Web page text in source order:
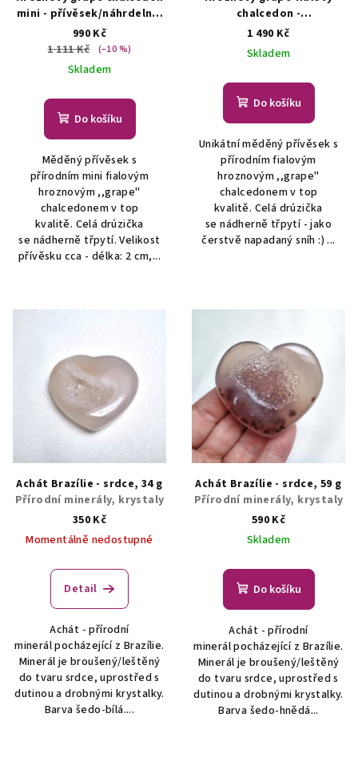
mini - přívěsek/náhrdelník
ŠPERKY S PŘÍRODNÍMI
KRYSTALY
990 Kč
1 111 Kč
(–10 %)
Skladem
Do košíku
Měděný přívěsek s
přírodním mini fialovým
hroznovým ,,grape"
chalcedonem v top
kvalitě. Celá drúzička
se nádherně třpytí. Velikost
přívěsku cca - délka: 2 cm,...
chalcedon -
přívěsek/náhrdelník
ŠPERKY S PŘÍRODNÍMI
KRYSTALY
1 490 Kč
Skladem
Do košíku
Unikátní měděný přívěsek s
přírodním fialovým
hroznovým ,,grape"
chalcedonem v top
kvalitě. Celá drúzička
se nádherně třpytí - jako
čerstvě napadaný sníh :) ...
Achát Brazílie - srdce, 34 g
Přírodní minerály, krystaly
350 Kč
Momentálně nedostupné
Detail
Achát - přírodní
minerál pocházející z Brazílie.
Minerál je broušený/leštěný
do tvaru srdce, uprostřed s
dutinou a drobnými krystalky.
Barva šedo-bílá....
Achát Brazílie - srdce, 59 g
Přírodní minerály, krystaly
590 Kč
Skladem
Do košíku
Achát - přírodní
minerál pocházející z Brazílie.
Minerál je broušený/leštěný
do tvaru srdce, uprostřed s
dutinou a drobnými krystalky.
Barva šedo-hnědá...